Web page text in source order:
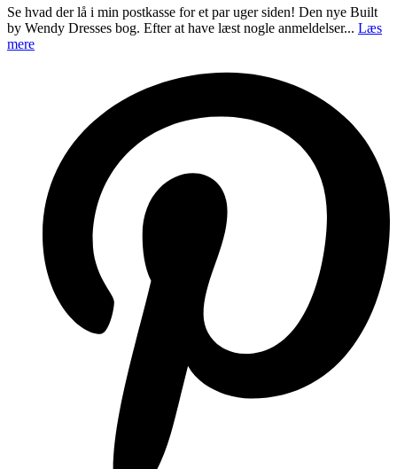
Se hvad der lå i min postkasse for et par uger siden! Den nye Built
by Wendy Dresses bog. Efter at have læst nogle anmeldelser... Læs
mere